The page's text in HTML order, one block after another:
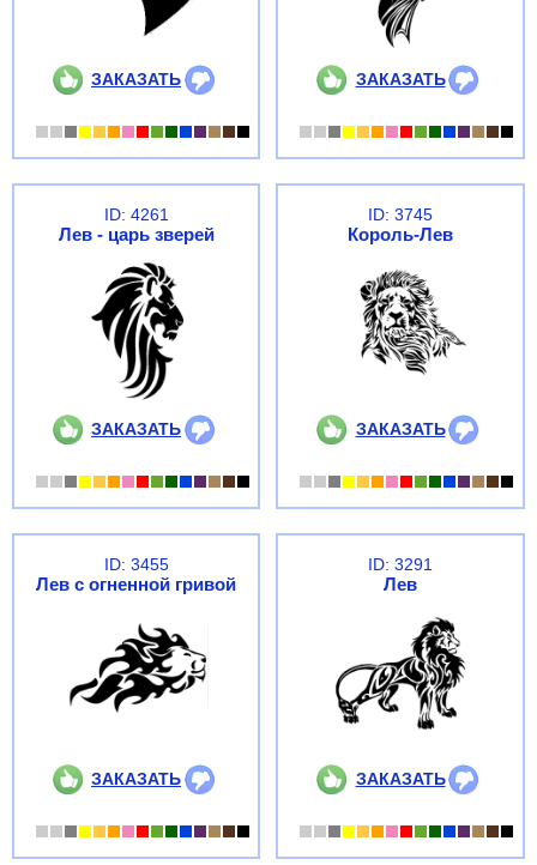
ЗАКАЗАТЬ ЗАКАЗАТЬ
ID: 4261
Лев - царь зверей
ЗАКАЗАТЬ
ID: 3745
Король-Лев
ЗАКАЗАТЬ
ID: 3455
Лев с огненной гривой
ЗАКАЗАТЬ
ID: 3291
Лев
ЗАКАЗАТЬ